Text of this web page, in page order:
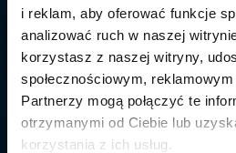
i reklam, aby oferować funkcje
analizować ruch w naszej
korzystasz z naszej witryny,
społecznościowym,
Partnerzy mogą połączyć te
otrzymanymi od Ciebie lub
korzystania z ich usług.